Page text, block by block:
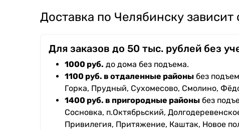
Доставка по Челябинску зависит
Для заказов до 50 тыс. рублей без
1000 руб. до дома без подъема.
1100 руб. в отдаленные районы без
Горка, Прудный, Сухомесово, Смолино,
1400 руб. в пригородные районы без
Сосновка, п.Октябрьский,
Привилегия, Притяжение, Каштак, Новое